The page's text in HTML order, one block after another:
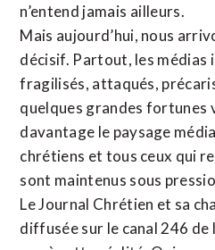
n’entend jamais ailleurs.
Mais aujourd’hui, nous
décisif. Partout, les médias
fragilisés, attaqués,
quelques grandes
davantage le paysage
chrétiens et tous ceux qui
sont maintenus sous
Le Journal Chrétien et sa
diffusée sur le canal 246 de